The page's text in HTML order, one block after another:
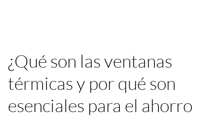
¿Qué son las ventanas
térmicas y por qué son
esenciales para el ahorro